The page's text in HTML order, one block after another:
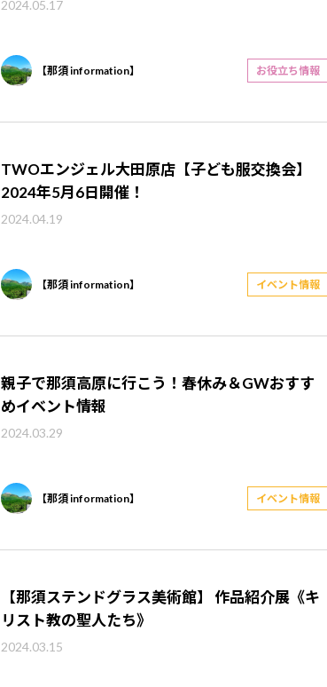
2024.05.17
【那須 information】 お役立ち情報
TWOエンジェル大田原店【子ども服交換会】
2024年5月6日開催！
2024.04.19
【那須 information】 イベント情報
親子で那須高原に行こう！春休み＆GWおすす
めイベント情報
2024.03.29
【那須 information】 イベント情報
【那須ステンドグラス美術館】 作品紹介展《キ
リスト教の聖人たち》
2024.03.15